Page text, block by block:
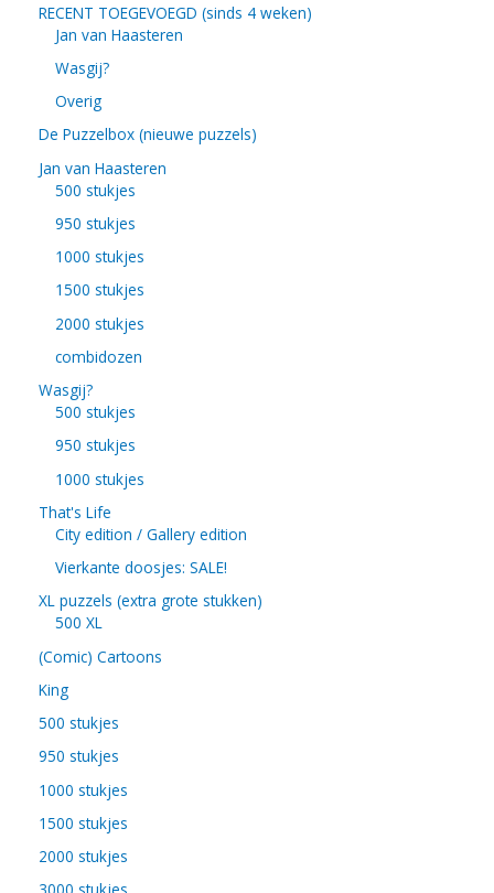
RECENT TOEGEVOEGD (sinds 4 weken)
Jan van Haasteren
Wasgij?
Overig
De Puzzelbox (nieuwe puzzels)
Jan van Haasteren
500 stukjes
950 stukjes
1000 stukjes
1500 stukjes
2000 stukjes
combidozen
Wasgij?
500 stukjes
950 stukjes
1000 stukjes
That's Life
City edition / Gallery edition
Vierkante doosjes: SALE!
XL puzzels (extra grote stukken)
500 XL
(Comic) Cartoons
King
500 stukjes
950 stukjes
1000 stukjes
1500 stukjes
2000 stukjes